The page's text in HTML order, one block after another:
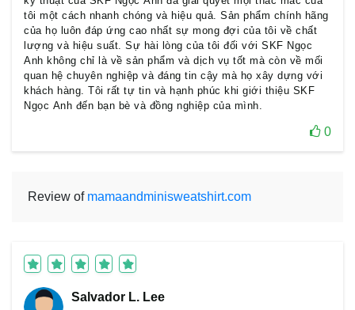
tôi một cách nhanh chóng và hiệu quả. Sản phẩm chính hãng
của họ luôn đáp ứng cao nhất sự mong đợi của tôi về chất
lượng và hiệu suất. Sự hài lòng của tôi đối với SKF Ngọc
Anh không chỉ là về sản phẩm và dịch vụ tốt mà còn về mối
quan hệ chuyên nghiệp và đáng tin cậy mà họ xây dựng với
khách hàng. Tôi rất tự tin và hạnh phúc khi giới thiệu SKF
Ngọc Anh đến bạn bè và đồng nghiệp của mình.
0
Review of mamaandminisweatshirt.com
Salvador L. Lee